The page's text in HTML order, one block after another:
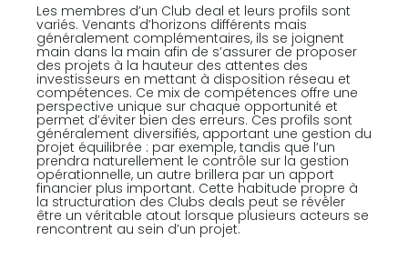
Les membres d’un Club deal et leurs profils sont
variés. Venants d’horizons différents mais
généralement complémentaires, ils se joignent
main dans la main afin de s’assurer de proposer
des projets à la hauteur des attentes des
investisseurs en mettant à disposition réseau et
compétences. Ce mix de compétences offre une
perspective unique sur chaque opportunité et
permet d’éviter bien des erreurs. Ces profils sont
généralement diversifiés, apportant une gestion du
projet équilibrée : par exemple, tandis que l’un
prendra naturellement le contrôle sur la gestion
opérationnelle, un autre brillera par un apport
financier plus important. Cette habitude propre à
la structuration des Clubs deals peut se révéler
être un véritable atout lorsque plusieurs acteurs se
rencontrent au sein d’un projet.